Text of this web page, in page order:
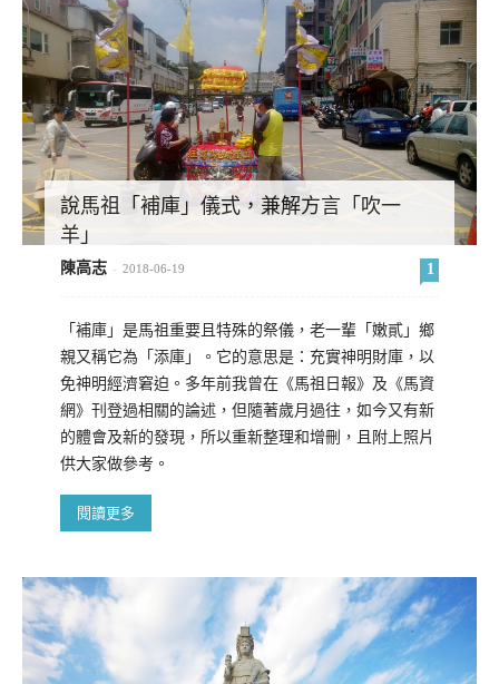
說馬祖「補庫」儀式，兼解方言「吹一
羊」
陳高志 - 2018-06-19 1
「補庫」是馬祖重要且特殊的祭儀，老一輩「嫩貳」鄉
親又稱它為「添庫」。它的意思是：充實神明財庫，以
免神明經濟窘迫。多年前我曾在《馬祖日報》及《馬資
網》刊登過相關的論述，但隨著歲月過往，如今又有新
的體會及新的發現，所以重新整理和增刪，且附上照片
供大家做參考。
閱讀更多